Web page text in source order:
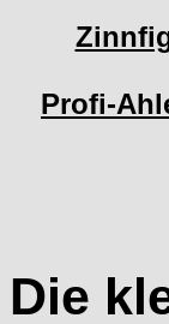
Profi-
Die